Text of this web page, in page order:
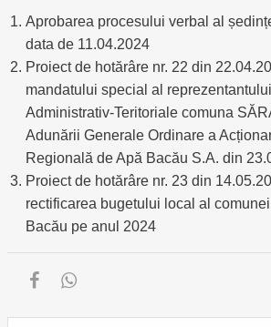
Aprobarea procesului verbal al
data de 11.04.2024
Proiect de hotărâre nr. 22 din
mandatului special al
Administrativ-Teritoriale comuna
Adunării Generale Ordinare a
Regională de Apă Bacău S.A. din
Proiect de hotărâre nr. 23 din
rectificarea bugetului local al
Bacău pe anul 2024